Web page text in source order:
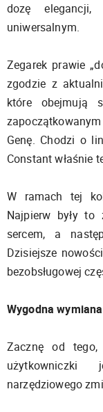
dozę elegancji,
uniwersalnym.
Zegarek prawie
zgodzie z
które obejmują
Genę. Chodzi o
Constant właśnie
W ramach tej
Najpierw były to
sercem, a
Dzisiejsze
bezobsługowej
Wygodna
Zacznę od
narzędziowego